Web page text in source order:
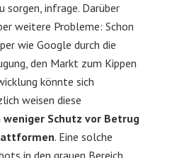
sorgen, infrage. Darüber
weitere Probleme: Schon
wie Google durch die
den Markt zum Kippen
könnte sich
weisen diese
weniger Schutz vor Betrug
. Eine solche
in den grauen Bereich